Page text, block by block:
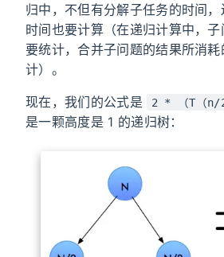
归中，不但有分解子任务的时间
时间也要计算（在递归计算中，
要统计，合并子问题的结果所消
计）。
现在，我们的公式是 2 * （T（n/
是一颗高度是 1 的递归树：